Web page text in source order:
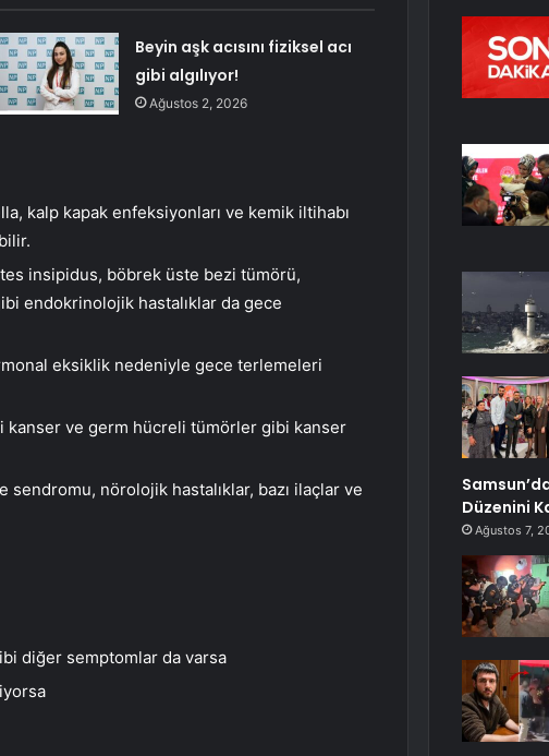
Beyin aşk acısını fiziksel acı
gibi algılıyor!
Ağustos 2, 2026
kalp kapak enfeksiyonları ve kemik iltihabı
insipidus, böbrek üste bezi tümörü,
endokrinolojik hastalıklar da gece
eksiklik nedeniyle gece terlemeleri
ve germ hücreli tümörler gibi kanser
nörolojik hastalıklar, bazı ilaçlar ve
diğer semptomlar da varsa
Düzenini
Ağustos 7,